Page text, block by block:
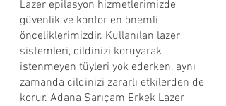
Lazer epilasyon hizmetlerimizde
güvenlik ve konfor en önemli
önceliklerimizdir. Kullanılan lazer
sistemleri, cildinizi koruyarak
istenmeyen tüyleri yok ederken, aynı
zamanda cildinizi zararlı etkilerden de
korur. Adana Sarıçam Erkek Lazer